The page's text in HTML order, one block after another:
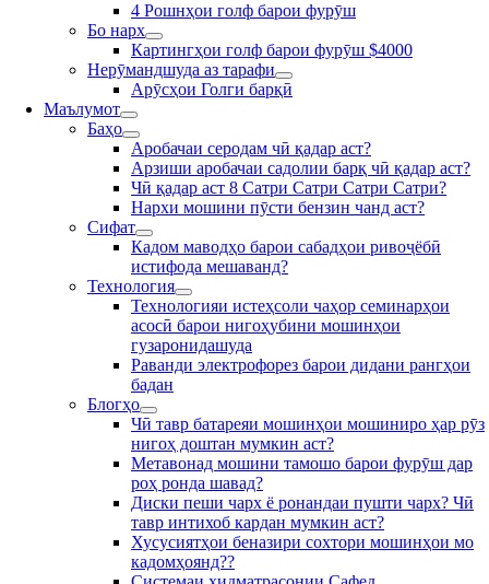
4 Рошнҳои голф барои фурӯш
Бо нарх
Картингҳои голф барои фурӯш $4000
Нерӯмандшуда аз тарафи
Арӯсҳои Голги барқӣ
Маълумот
Баҳо
Аробачаи серодам чӣ қадар аст?
Арзиши аробачаи садолии барқ чӣ қадар аст?
Чӣ қадар аст 8 Сатри Сатри Сатри Сатри?
Нархи мошини пӯсти бензин чанд аст?
Сифат
Кадом маводҳо барои сабадҳои ривоҷёбӣ
истифода мешаванд?
Технология
Технологияи истеҳсоли чаҳор семинарҳои
асосӣ барои нигоҳубини мошинҳои
гузаронидашуда
Раванди электрофорез барои дидани рангҳои
бадан
Блогҳо
Чӣ тавр батареяи мошинҳои мошиниро ҳар рӯз
нигоҳ доштан мумкин аст?
Метавонад мошини тамошо барои фурӯш дар
роҳ ронда шавад?
Диски пеши чарх ё ронандаи пушти чарх? Чӣ
тавр интихоб кардан мумкин аст?
Хусусиятҳои беназири сохтори мошинҳои мо
кадомҳоянд??